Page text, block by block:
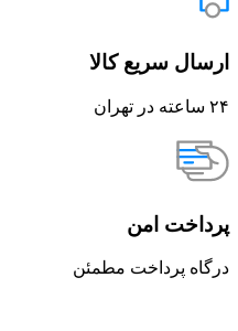
ارسال سریع کالا
۲۴ ساعته در تهران
پرداخت امن
درگاه پرداخت مطمئن